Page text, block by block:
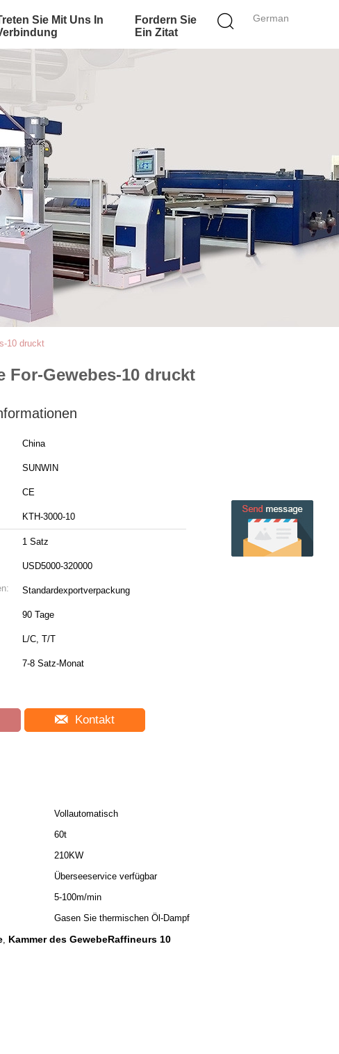
German
Sie Mit Uns In
Fordern Sie
Ein Zitat
10 druckt
For-Gewebes-10 druckt
China
SUNWIN
CE
KTH-3000-10
1 Satz
USD5000-320000
Standardexportverpackung
90 Tage
L/C, T/T
7-8 Satz-Monat
Kontakt
Vollautomatisch
60t
210KW
Überseeservice verfügbar
5-100m/min
Gasen Sie thermischen Öl-Dampf
, Kammer des GewebeRaffineurs 10